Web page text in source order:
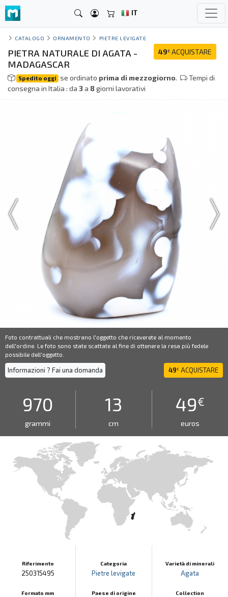
IT
CATALOGO ORNAMENTO PIETRE LEVIGATE
49€ ACQUISTARE
PIETRA NATURALE DI AGATA -
MADAGASCAR
Spedito oggi se ordinato prima di mezzogiorno.
Tempi di
consegna in Italia : da 3a 8giorni lavorativi
Foto contrattuali che mostrano l'oggetto che riceverete al momento
dell'ordine. Le foto sono state scattate al fine di ottenere la resa più fedele
possibile dell'oggetto.
Informazioni ? Fai una domanda 49€ ACQUISTARE
970
grammi
13
cm
49€
euros
Riferimento
250315495
Formato mm
Categoria
Pietre levigate
Paese di origine
Varietà di minerali
Agata
Collection